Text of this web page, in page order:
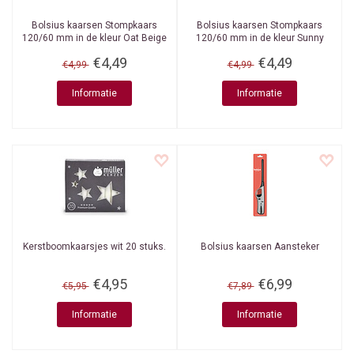
Bolsius kaarsen Stompkaars
120/60 mm in de kleur Oat Beige
€4,99 €4,49
Informatie
Bolsius kaarsen Stompkaars
120/60 mm in de kleur Sunny
€4,99 €4,49
Informatie
Kerstboomkaarsjes wit 20 stuks.
€5,95 €4,95
Informatie
Bolsius kaarsen Aansteker
€7,89 €6,99
Informatie